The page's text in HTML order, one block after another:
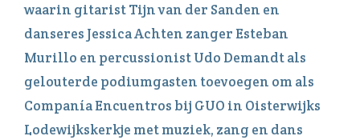
waarin gitarist Tijn van der Sanden en
danseres Jessica Achten zanger Esteban
Murillo en percussionist Udo Demandt als
gelouterde podiumgasten toevoegen om als
Companía Encuentros bij GUO in Oisterwijks
Lodewijkskerkje met muziek, zang en dans